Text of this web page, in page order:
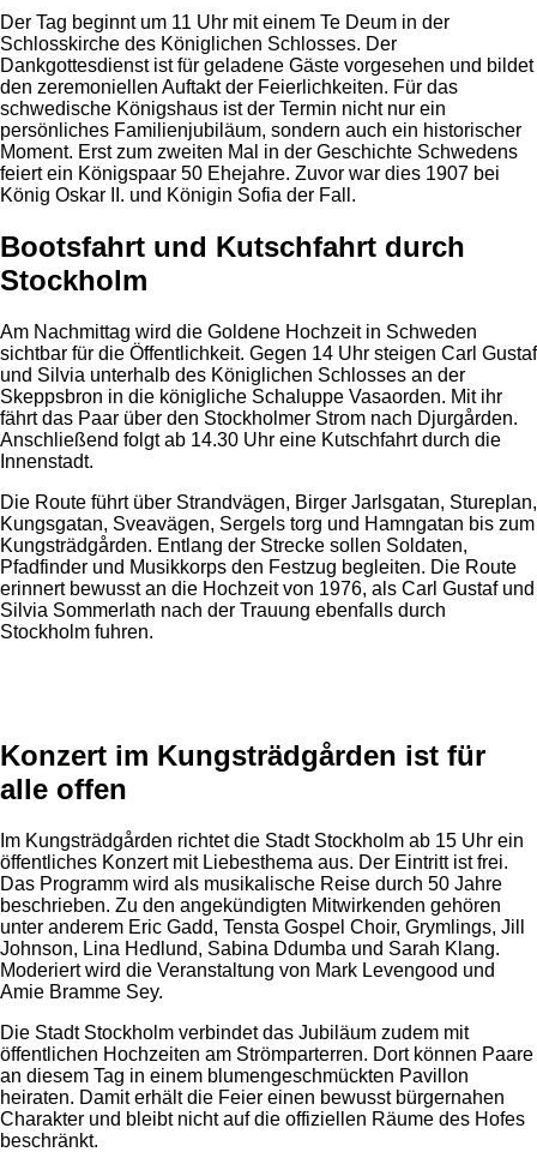
Der Tag beginnt um 11 Uhr mit einem Te Deum in der
Schlosskirche des Königlichen Schlosses. Der
Dankgottesdienst ist für geladene Gäste vorgesehen und bildet
den zeremoniellen Auftakt der Feierlichkeiten. Für das
schwedische Königshaus ist der Termin nicht nur ein
persönliches Familienjubiläum, sondern auch ein historischer
Moment. Erst zum zweiten Mal in der Geschichte Schwedens
feiert ein Königspaar 50 Ehejahre. Zuvor war dies 1907 bei
König Oskar II. und Königin Sofia der Fall.
Bootsfahrt und Kutschfahrt durch
Stockholm
Am Nachmittag wird die Goldene Hochzeit in Schweden
sichtbar für die Öffentlichkeit. Gegen 14 Uhr steigen Carl Gustaf
und Silvia unterhalb des Königlichen Schlosses an der
Skeppsbron in die königliche Schaluppe Vasaorden. Mit ihr
fährt das Paar über den Stockholmer Strom nach Djurgården.
Anschließend folgt ab 14.30 Uhr eine Kutschfahrt durch die
Innenstadt.
Die Route führt über Strandvägen, Birger Jarlsgatan, Stureplan,
Kungsgatan, Sveavägen, Sergels torg und Hamngatan bis zum
Kungsträdgården. Entlang der Strecke sollen Soldaten,
Pfadfinder und Musikkorps den Festzug begleiten. Die Route
erinnert bewusst an die Hochzeit von 1976, als Carl Gustaf und
Silvia Sommerlath nach der Trauung ebenfalls durch
Stockholm fuhren.
Konzert im Kungsträdgården ist für
alle offen
Im Kungsträdgården richtet die Stadt Stockholm ab 15 Uhr ein
öffentliches Konzert mit Liebesthema aus. Der Eintritt ist frei.
Das Programm wird als musikalische Reise durch 50 Jahre
beschrieben. Zu den angekündigten Mitwirkenden gehören
unter anderem Eric Gadd, Tensta Gospel Choir, Grymlings, Jill
Johnson, Lina Hedlund, Sabina Ddumba und Sarah Klang.
Moderiert wird die Veranstaltung von Mark Levengood und
Amie Bramme Sey.
Die Stadt Stockholm verbindet das Jubiläum zudem mit
öffentlichen Hochzeiten am Strömparterren. Dort können Paare
an diesem Tag in einem blumengeschmückten Pavillon
heiraten. Damit erhält die Feier einen bewusst bürgernahen
Charakter und bleibt nicht auf die offiziellen Räume des Hofes
beschränkt.